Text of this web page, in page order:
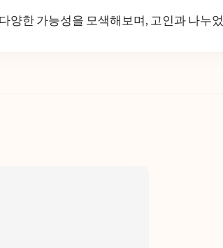
양한 가능성을 모색해보며, 고인과 나누었